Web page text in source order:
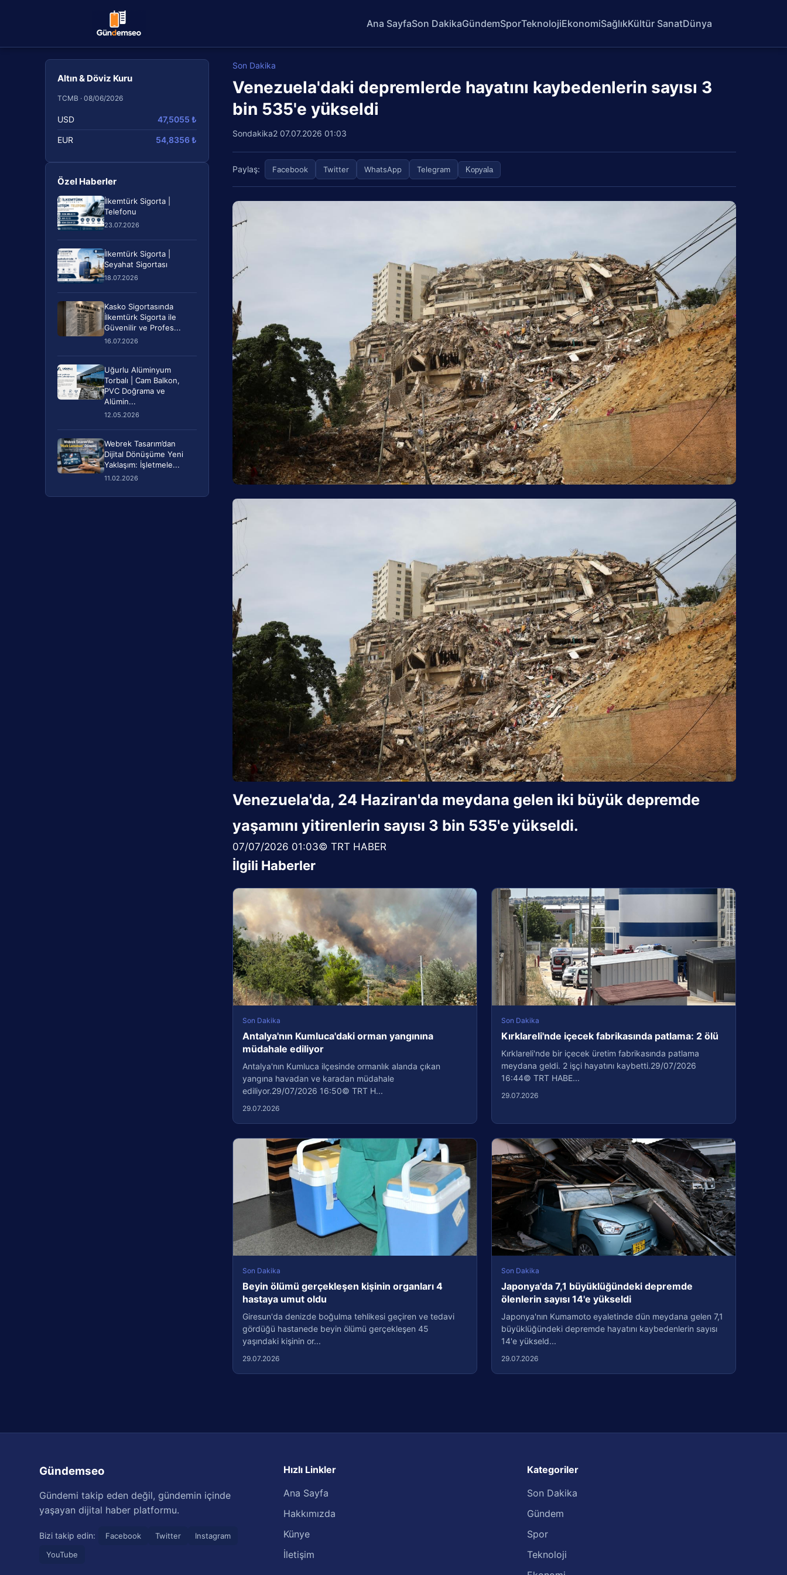
Ana SayfaSon DakikaGündemSporTeknolojiEkonomiSağlıkKültür SanatDünya
Altın & Döviz Kuru
TCMB · 08/06/2026
USD 47,5055 ₺
EUR 54,8356 ₺
Özel Haberler
İlkemtürk Sigorta |
Telefonu
23.07.2026
İlkemtürk Sigorta |
Seyahat Sigortası
18.07.2026
Kasko Sigortasında
İlkemtürk Sigorta ile
Güvenilir ve Profes...
16.07.2026
Uğurlu Alüminyum
Torbalı | Cam Balkon,
PVC Doğrama ve
Alümin...
12.05.2026
Webrek Tasarım’dan
Dijital Dönüşüme Yeni
Yaklaşım: İşletmele...
11.02.2026
Son Dakika
Venezuela'daki depremlerde hayatını kaybedenlerin sayısı 3
bin 535'e yükseldi
Sondakika2 07.07.2026 01:03
Paylaş: Facebook Twitter WhatsApp Telegram Kopyala
Venezuela'da, 24 Haziran'da meydana gelen iki büyük depremde
yaşamını yitirenlerin sayısı 3 bin 535'e yükseldi.
07/07/2026 01:03© TRT HABER
İlgili Haberler
Son Dakika
Antalya'nın Kumluca'daki orman yangınına
müdahale ediliyor
Antalya'nın Kumluca ilçesinde ormanlık alanda çıkan
yangına havadan ve karadan müdahale
ediliyor.29/07/2026 16:50© TRT H...
29.07.2026
Son Dakika
Kırklareli'nde içecek fabrikasında patlama: 2 ölü
Kırklareli'nde bir içecek üretim fabrikasında patlama
meydana geldi. 2 işçi hayatını kaybetti.29/07/2026
16:44© TRT HABE...
29.07.2026
Son Dakika
Beyin ölümü gerçekleşen kişinin organları 4
hastaya umut oldu
Giresun'da denizde boğulma tehlikesi geçiren ve tedavi
gördüğü hastanede beyin ölümü gerçekleşen 45
yaşındaki kişinin or...
29.07.2026
Son Dakika
Japonya'da 7,1 büyüklüğündeki depremde
ölenlerin sayısı 14'e yükseldi
Japonya'nın Kumamoto eyaletinde dün meydana gelen 7,1
büyüklüğündeki depremde hayatını kaybedenlerin sayısı
14'e yükseld...
29.07.2026
Gündemseo
Gündemi takip eden değil, gündemin içinde
yaşayan dijital haber platformu.
Bizi takip edin: Facebook Twitter
Instagram
YouTube
Hızlı Linkler
Ana Sayfa
Hakkımızda
Künye
İletişim
Kategoriler
Son Dakika
Gündem
Spor
Teknoloji